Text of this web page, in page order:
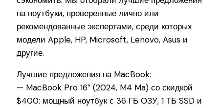
на ноутбуки, проверенные лично или
рекомендованные экспертами, среди которых
модели Apple, HP, Microsoft, Lenovo, Asus и
другие.
Лучшие предложения на MacBook:
— MacBook Pro 16″ (2024, M4 Ma) со скидкой
$400: мощный ноутбук с 36 ГБ ОЗУ, 1 ТБ SSD и